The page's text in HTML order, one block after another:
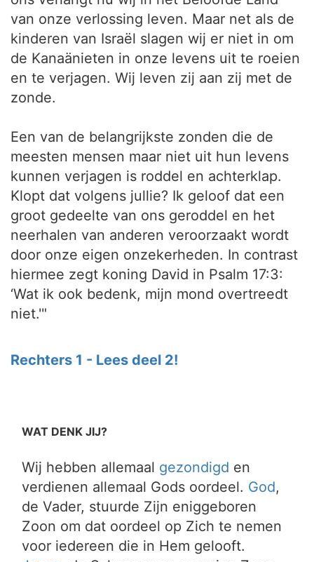
van onze verlossing leven. Maar net als de
kinderen van Israël slagen wij er niet in om
de Kanaänieten in onze levens uit te roeien
en te verjagen. Wij leven zij aan zij met de
zonde.
Een van de belangrijkste zonden die de
meesten mensen maar niet uit hun levens
kunnen verjagen is roddel en achterklap.
Klopt dat volgens jullie? Ik geloof dat een
groot gedeelte van ons geroddel en het
neerhalen van anderen veroorzaakt wordt
door onze eigen onzekerheden. In contrast
hiermee zegt koning David in Psalm 17:3:
‘Wat ik ook bedenk, mijn mond overtreedt
niet.'"
Rechters 1 - Lees deel 2!
WAT DENK JIJ?
Wij hebben allemaal gezondigd en
verdienen allemaal Gods oordeel. God,
de Vader, stuurde Zijn eniggeboren
Zoon om dat oordeel op Zich te nemen
voor iedereen die in Hem gelooft.